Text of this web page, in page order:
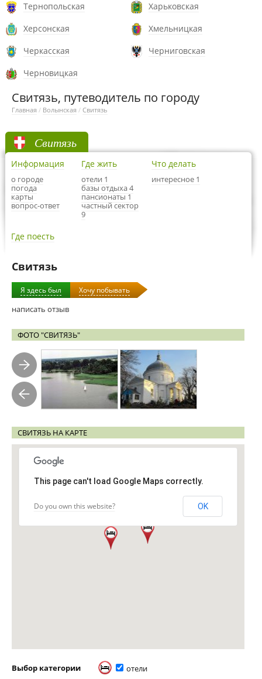
Тернопольская
Харьковская
Херсонская
Хмельницкая
Черкасская
Черниговская
Черновицкая
Свитязь, путеводитель по городу
Главная / Волынская / Свитязь
Свитязь
Информация
о городе
погода
карты
вопрос-ответ
Где жить
отели 1
базы отдыха 4
пансионаты 1
частный сектор
9
Что делать
интересное 1
Где поесть
Свитязь
Я здесь был Хочу побывать
написать отзыв
ФОТО "СВИТЯЗЬ"
СВИТЯЗЬ НА КАРТЕ
This page can't load Google Maps correctly.
Do you own this website? OK
Выбор категории отели